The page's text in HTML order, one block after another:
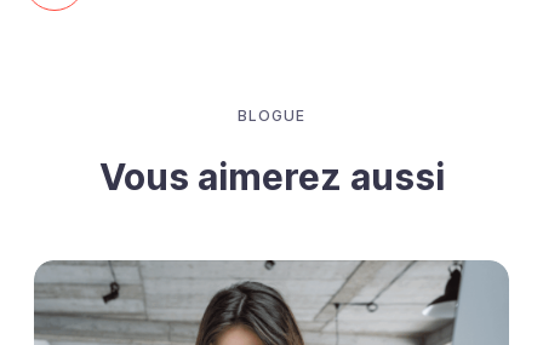
BLOGUE
Vous aimerez aussi